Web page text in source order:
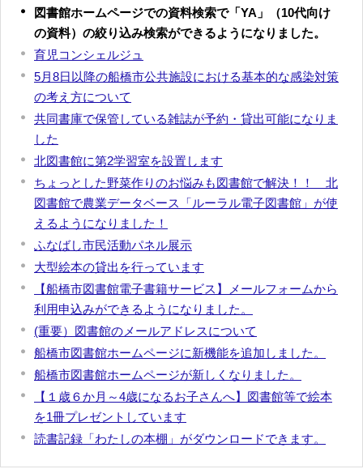
図書館ホームページでの資料検索で「YA」（10代向け
の資料）の絞り込み検索ができるようになりました。
育児コンシェルジュ
5月8日以降の船橋市公共施設における基本的な感染対策
の考え方について
共同書庫で保管している雑誌が予約・貸出可能になりま
した
北図書館に第2学習室を設置します
ちょっとした野菜作りのお悩みも図書館で解決！！ 北
図書館で農業データベース「ルーラル電子図書館」が使
えるようになりました！
ふなばし市民活動パネル展示
大型絵本の貸出を行っています
【船橋市図書館電子書籍サービス】メールフォームから
利用申込みができるようになりました。
(重要）図書館のメールアドレスについて
船橋市図書館ホームページに新機能を追加しました。
船橋市図書館ホームページが新しくなりました。
【１歳６か月～4歳になるお子さんへ】図書館等で絵本
を1冊プレゼントしています
読書記録「わたしの本棚」がダウンロードできます。